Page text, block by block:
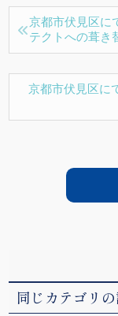
京都市伏見区に
テクトへの葺き
京都市伏見区に
同じカテゴリ